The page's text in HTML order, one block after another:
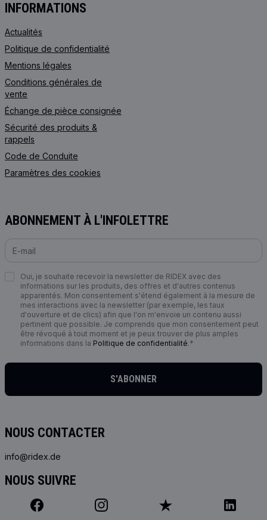
INFORMATIONS
Actualités
Politique de confidentialité
Mentions légales
Conditions générales de
vente
Échange de pièce consignée
Sécurité des produits &
rappels
Code de Сonduite
Paramètres des cookies
NOUS CONTACTER
info@ridex.de
NOUS SUIVRE
ABONNEMENT À L'INFOLETTRE
Oui, je souhaite recevoir la newsletter de RIDEX avec des
informations sur les produits, des offres et d'autres contenus
apparentés. Mon consentement s'étend également à la mesure de
mes interactions avec la newsletter (par exemple, les taux
d'ouverture et de clics) afin que l'on m'envoie un contenu aussi
pertinent que possible. Je comprends que mon consentement peut
être révoqué à tout moment et je peux trouver de plus amples
informations dans la Politique de confidentialité.*
S'ABONNER